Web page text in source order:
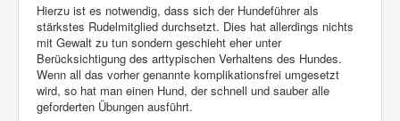
Downloads
Links
Kontakt
Impressum
Hierzu ist es notwendig, dass sich der Hundeführer als
stärkstes Rudelmitglied durchsetzt. Dies hat allerdings nichts
mit Gewalt zu tun sondern geschieht eher unter
Berücksichtigung des arttypischen Verhaltens des Hundes.
Wenn all das vorher genannte komplikationsfrei umgesetzt
wird, so hat man einen Hund, der schnell und sauber alle
geforderten Übungen ausführt.